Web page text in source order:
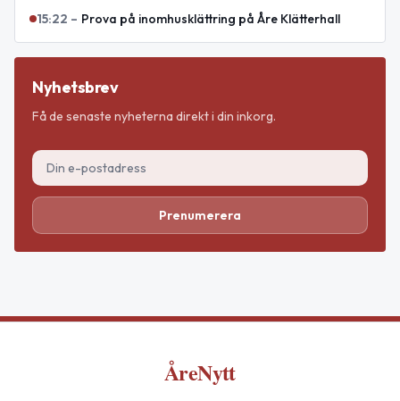
15:22 – Prova på inomhusklättring på Åre Klätterhall
Nyhetsbrev
Få de senaste nyheterna direkt i din inkorg.
Prenumerera
ÅreNytt